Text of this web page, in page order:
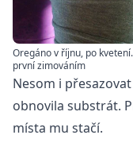
Oregáno v říjnu, po
první zimováním
Nesom i
obnovila substrát.
místa mu stačí.